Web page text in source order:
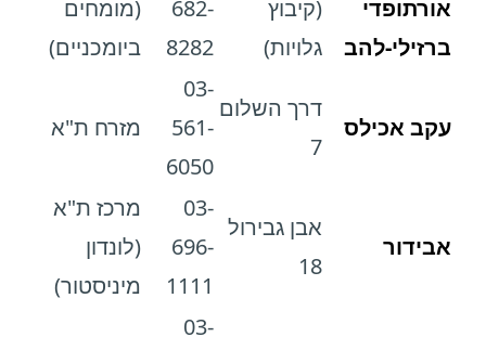
אורתופדי
ברזילי-להב
(קיבוץ
גלויות)
682-
8282
(מומחים
ביומכניים)
עקב אכילס
דרך השלום
7
03-
561-
6050
מזרח ת"א
אבידור
אבן גבירול
18
03-
696-
1111
מרכז ת"א
(לונדון
מיניסטור)
03-